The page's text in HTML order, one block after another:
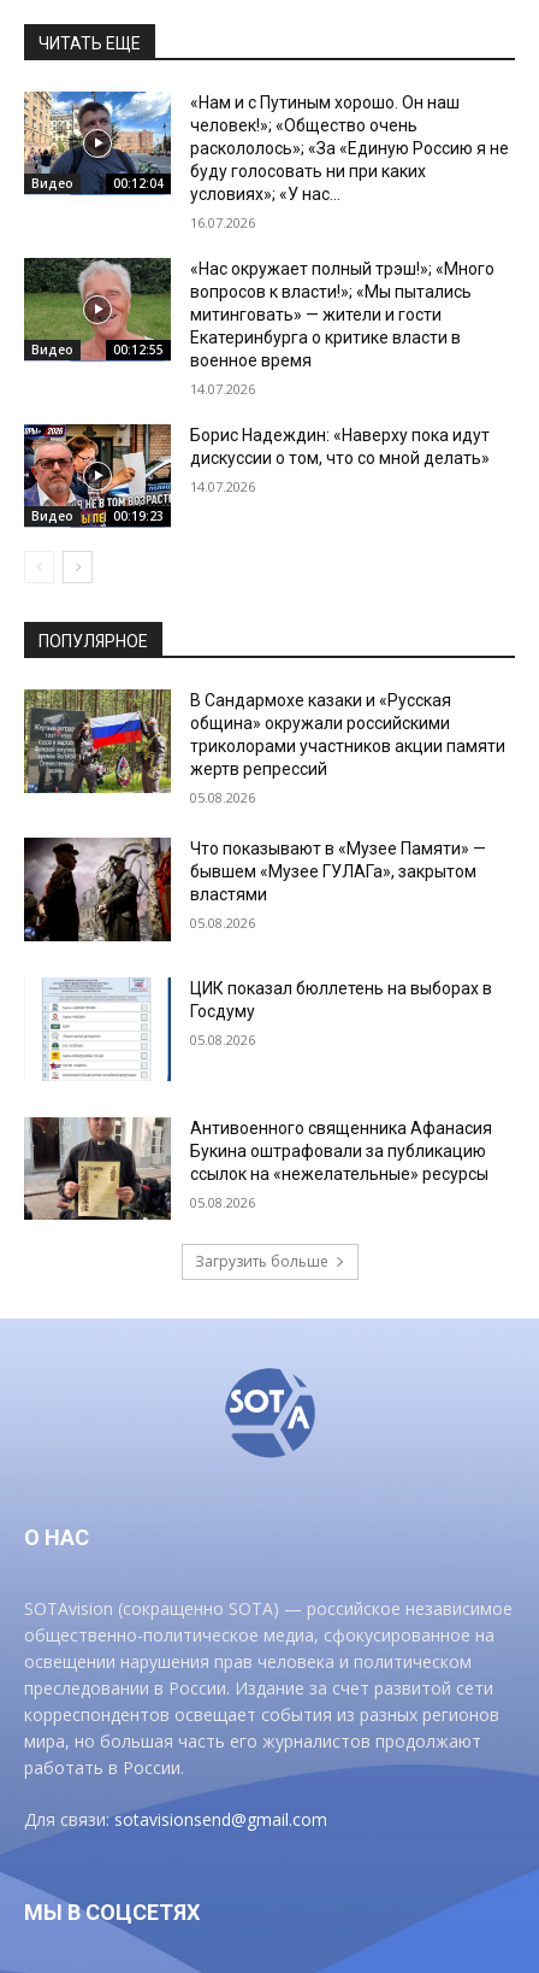
ЧИТАТЬ ЕЩЕ
Видео 00:12:04
«Нам и с Путиным хорошо. Он наш
человек!»; «Общество очень
раскололось»; «За «Единую Россию я не
буду голосовать ни при каких
условиях»; «У нас...
16.07.2026
Видео 00:12:55
«Нас окружает полный трэш!»; «Много
вопросов к власти!»; «Мы пытались
митинговать» — жители и гости
Екатеринбурга о критике власти в
военное время
14.07.2026
Видео 00:19:23
Борис Надеждин: «Наверху пока идут
дискуссии о том, что со мной делать»
14.07.2026
ПОПУЛЯРНОЕ
В Сандармохе казаки и «Русская
община» окружали российскими
триколорами участников акции памяти
жертв репрессий
05.08.2026
Что показывают в «Музее Памяти» —
бывшем «Музее ГУЛАГа», закрытом
властями
05.08.2026
ЦИК показал бюллетень на выборах в
Госдуму
05.08.2026
Антивоенного священника Афанасия
Букина оштрафовали за публикацию
ссылок на «нежелательные» ресурсы
05.08.2026
Загрузить больше
О НАС
SOTAvision (сокращенно SOTA) — российское независимое
общественно-политическое медиа, сфокусированное на
освещении нарушения прав человека и политическом
преследовании в России. Издание за счет развитой сети
корреспондентов освещает события из разных регионов
мира, но большая часть его журналистов продолжают
работать в России.
Для связи:sotavisionsend@gmail.com
МЫ В СОЦСЕТЯХ